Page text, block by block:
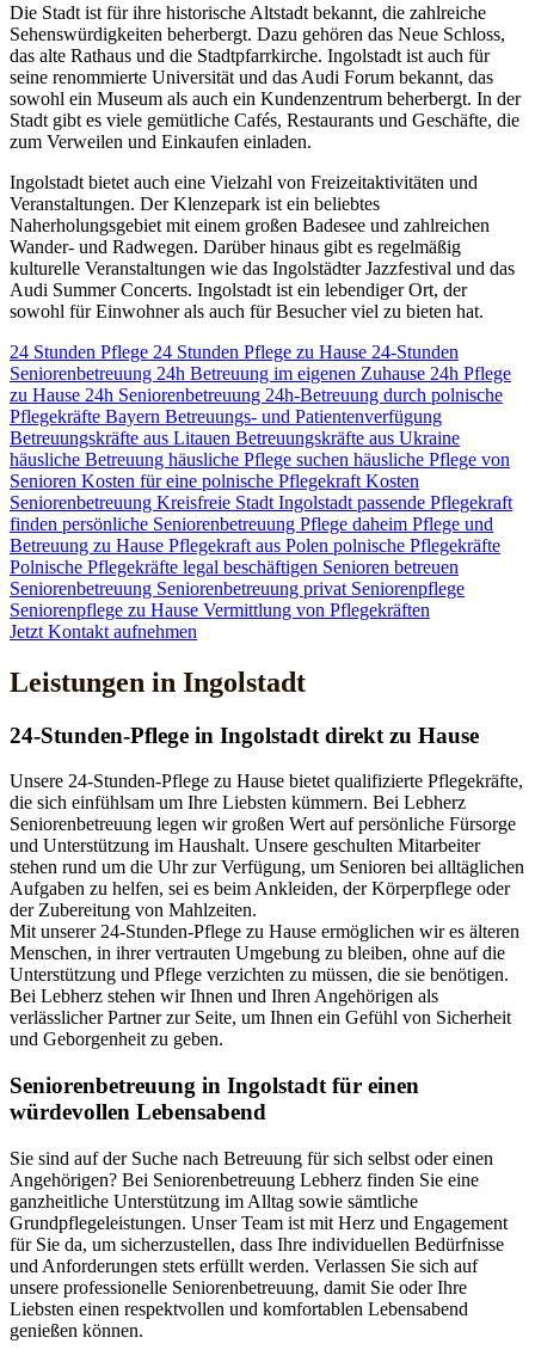
Die Stadt ist für ihre historische Altstadt bekannt, die zahlreiche
Sehenswürdigkeiten beherbergt. Dazu gehören das Neue Schloss,
das alte Rathaus und die Stadtpfarrkirche. Ingolstadt ist auch für
seine renommierte Universität und das Audi Forum bekannt, das
sowohl ein Museum als auch ein Kundenzentrum beherbergt. In der
Stadt gibt es viele gemütliche Cafés, Restaurants und Geschäfte, die
zum Verweilen und Einkaufen einladen.
Ingolstadt bietet auch eine Vielzahl von Freizeitaktivitäten und
Veranstaltungen. Der Klenzepark ist ein beliebtes
Naherholungsgebiet mit einem großen Badesee und zahlreichen
Wander- und Radwegen. Darüber hinaus gibt es regelmäßig
kulturelle Veranstaltungen wie das Ingolstädter Jazzfestival und das
Audi Summer Concerts. Ingolstadt ist ein lebendiger Ort, der
sowohl für Einwohner als auch für Besucher viel zu bieten hat.
24 Stunden Pflege 24 Stunden Pflege zu Hause 24-Stunden
Seniorenbetreuung 24h Betreuung im eigenen Zuhause 24h Pflege
zu Hause 24h Seniorenbetreuung 24h-Betreuung durch polnische
Pflegekräfte Bayern Betreuungs- und Patientenverfügung
Betreuungskräfte aus Litauen Betreuungskräfte aus Ukraine
häusliche Betreuung häusliche Pflege suchen häusliche Pflege von
Senioren Kosten für eine polnische Pflegekraft Kosten
Seniorenbetreuung Kreisfreie Stadt Ingolstadt passende Pflegekraft
finden persönliche Seniorenbetreuung Pflege daheim Pflege und
Betreuung zu Hause Pflegekraft aus Polen polnische Pflegekräfte
Polnische Pflegekräfte legal beschäftigen Senioren betreuen
Seniorenbetreuung Seniorenbetreuung privat Seniorenpflege
Seniorenpflege zu Hause Vermittlung von Pflegekräften
Jetzt Kontakt aufnehmen
Leistungen in Ingolstadt
24-Stunden-Pflege in Ingolstadt direkt zu Hause
Unsere 24-Stunden-Pflege zu Hause bietet qualifizierte Pflegekräfte,
die sich einfühlsam um Ihre Liebsten kümmern. Bei Lebherz
Seniorenbetreuung legen wir großen Wert auf persönliche Fürsorge
und Unterstützung im Haushalt. Unsere geschulten Mitarbeiter
stehen rund um die Uhr zur Verfügung, um Senioren bei alltäglichen
Aufgaben zu helfen, sei es beim Ankleiden, der Körperpflege oder
der Zubereitung von Mahlzeiten.
Mit unserer 24-Stunden-Pflege zu Hause ermöglichen wir es älteren
Menschen, in ihrer vertrauten Umgebung zu bleiben, ohne auf die
Unterstützung und Pflege verzichten zu müssen, die sie benötigen.
Bei Lebherz stehen wir Ihnen und Ihren Angehörigen als
verlässlicher Partner zur Seite, um Ihnen ein Gefühl von Sicherheit
und Geborgenheit zu geben.
Senioren­betreuung in Ingolstadt für einen
würdevollen Lebensabend
Sie sind auf der Suche nach Betreuung für sich selbst oder einen
Angehörigen? Bei Seniorenbetreuung Lebherz finden Sie eine
ganzheitliche Unterstützung im Alltag sowie sämtliche
Grundpflegeleistungen. Unser Team ist mit Herz und Engagement
für Sie da, um sicherzustellen, dass Ihre individuellen Bedürfnisse
und Anforderungen stets erfüllt werden. Verlassen Sie sich auf
unsere professionelle Seniorenbetreuung, damit Sie oder Ihre
Liebsten einen respektvollen und komfortablen Lebensabend
genießen können.